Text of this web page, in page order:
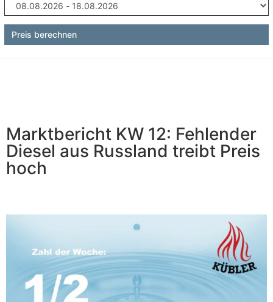
Preis berechnen
Marktbericht KW 12: Fehlender
Diesel aus Russland treibt Preis
hoch